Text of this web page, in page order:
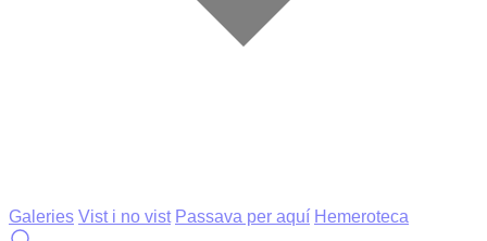
Galeries Vist i no vist Passava per aquí Hemeroteca